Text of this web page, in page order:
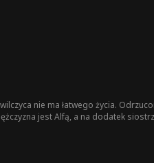
nie ma łatwego życia.
jest Alfą, a na dodatek